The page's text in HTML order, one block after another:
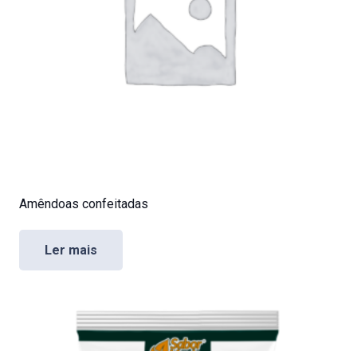
Amêndoas confeitadas
Ler mais